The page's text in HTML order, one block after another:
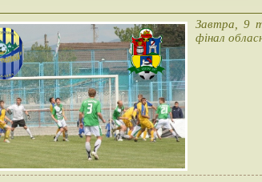
Завтра, 9
фінал